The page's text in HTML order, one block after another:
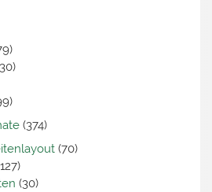
(374)
(70)
(30)